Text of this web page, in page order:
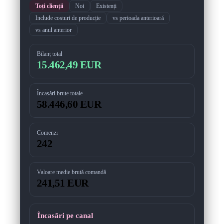
Toți clienții Noi
Existenți
Include costuri de producție
vs perioada anterioară
vs anul anterior
Bilanț total
15.462,49 EUR
Încasări brute totale
58.446,60 EUR
Comenzi
242
Valoare medie brută comandă
241,51 EUR
Încasări pe canal